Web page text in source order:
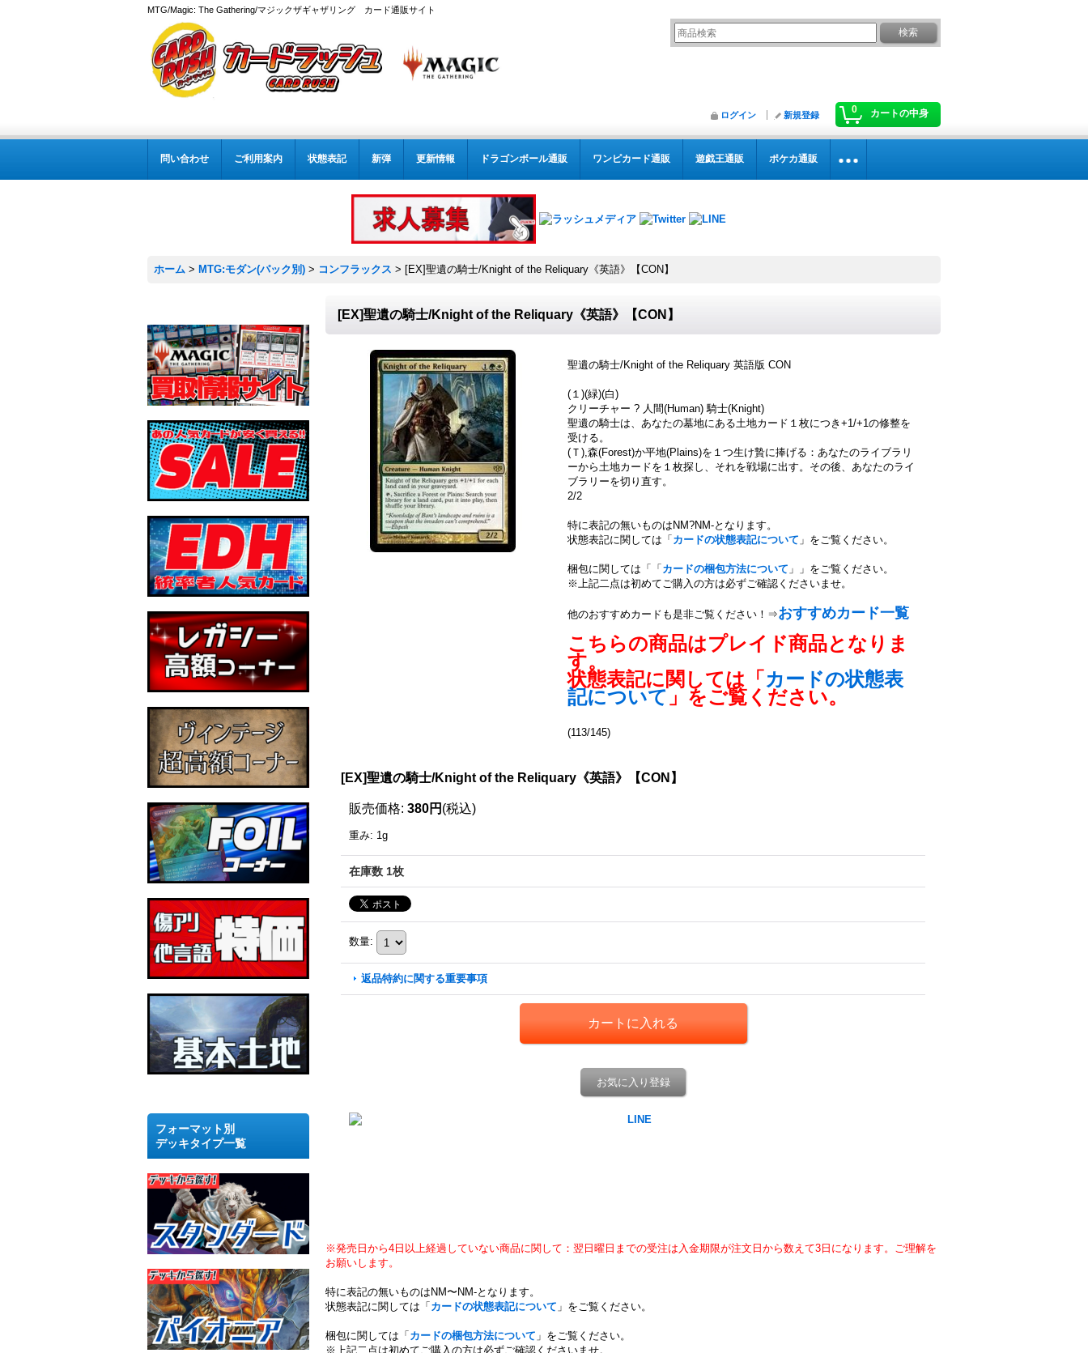
MTG/Magic: The Gathering/マジックザギャザリング カード通販サイト
0 カートの中身
ログイン 新規登録
問い合わせ ご利用案内 状態表記 新弾 更新情報 ドラゴンボール通販 ワンピカード通販 遊戯王通販 ポケカ通販
ホーム > MTG:モダン(パック別) > コンフラックス > [EX]聖遺の騎士/Knight of the Reliquary《英語》【CON】
フォーマット別
デッキタイプ一覧
[EX]聖遺の騎士/Knight of the Reliquary《英語》【CON】
聖遺の騎士/Knight of the Reliquary 英語版 CON
(１)(緑)(白)
クリーチャー ? 人間(Human) 騎士(Knight)
聖遺の騎士は、あなたの墓地にある土地カード１枚につき+1/+1の修整を
受ける。
(Ｔ),森(Forest)か平地(Plains)を１つ生け贄に捧げる：あなたのライブラリ
ーから土地カードを１枚探し、それを戦場に出す。その後、あなたのライ
ブラリーを切り直す。
2/2
特に表記の無いものはNM?NM-となります。
状態表記に関しては「 カードの状態表記について 」をご覧ください。
梱包に関しては「「 カードの梱包方法について 」」をご覧ください。
※上記二点は初めてご購入の方は必ずご確認くださいませ。
他のおすすめカードも是非ご覧ください！⇒おすすめカード一覧
こちらの商品はプレイド商品となりま
す。
状態表記に関しては「 カードの状態表
記について 」をご覧ください。
(113/145)
[EX]聖遺の騎士/Knight of the Reliquary《英語》【CON】
販売価格: 380円 (税込)
重み: 1g
在庫数 1枚
数量:
返品特約に関する重要事項
お気に入り登録
※発売日から4日以上経過していない商品に関して：翌日曜日までの受注は入金期限が注文日から数えて3日になります。ご理解を
お願いします。
特に表記の無いものはNM〜NM-となります。
状態表記に関しては「 カードの状態表記について 」をご覧ください。
梱包に関しては「 カードの梱包方法について 」をご覧ください。
※上記二点は初めてご購入の方は必ずご確認くださいませ。